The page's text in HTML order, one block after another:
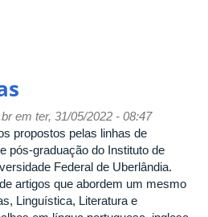
em ter, 31/05/2022 - 08:47
propostos pelas linhas de
pós-graduação do Instituto de
Federal de Uberlândia.
artigos que abordem um mesmo
Linguística, Literatura e